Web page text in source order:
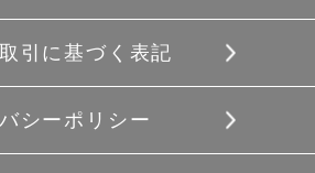
引に基づく表記
シーポリシー